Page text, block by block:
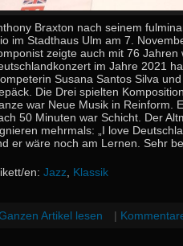
Braxton nach seinem
im Stadthaus Ulm am 7.
zeigte auch mit 76
im Jahre 2021
Susana Santos Silva
Die Drei spielten
war Neue Musik in Reinform.
50 Minuten war Schicht. Der
mehrmals: „I love
er wäre noch am Lernen. Sehr
en: Jazz Klassik
Artikel lesen |